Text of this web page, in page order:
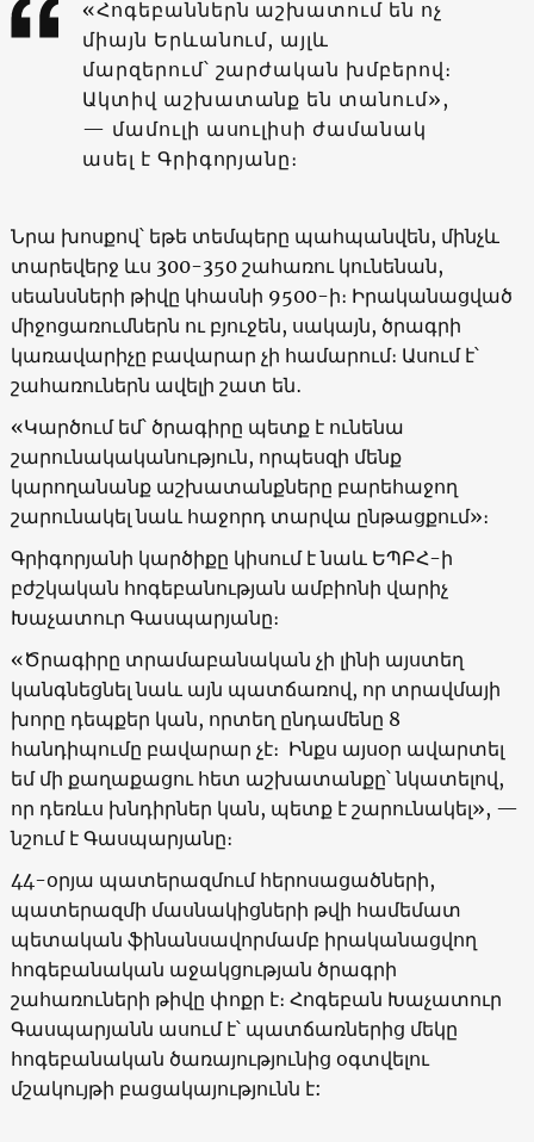
«Հոգեբաններն աշխատում են ոչ
միայն Երևանում, այլև
մարզերում՝ շարժական խմբերով։
Ակտիվ աշխատանք են տանում»,
— մամուլի ասուլիսի ժամանակ
ասել է Գրիգորյանը։
Նրա խոսքով՝ եթե տեմպերը պահպանվեն, մինչև
տարեվերջ ևս 300-350 շահառու կունենան,
սեանսների թիվը կհասնի 9500-ի։ Իրականացված
միջոցառումներն ու բյուջեն, սակայն, ծրագրի
կառավարիչը բավարար չի համարում։ Ասում է՝
շահառուներն ավելի շատ են․
«Կարծում եմ՝ ծրագիրը պետք է ունենա
շարունակականություն, որպեսզի մենք
կարողանանք աշխատանքները բարեհաջող
շարունակել նաև հաջորդ տարվա ընթացքում»։
Գրիգորյանի կարծիքը կիսում է նաև ԵՊԲՀ-ի
բժշկական հոգեբանության ամբիոնի վարիչ
Խաչատուր Գասպարյանը։
«Ծրագիրը տրամաբանական չի լինի այստեղ
կանգնեցնել նաև այն պատճառով, որ տրավմայի
խորը դեպքեր կան, որտեղ ընդամենը 8
հանդիպումը բավարար չէ։ Ինքս այսօր ավարտել
եմ մի քաղաքացու հետ աշխատանքը՝ նկատելով,
որ դեռևս խնդիրներ կան, պետք է շարունակել», —
նշում է Գասպարյանը։
44-օրյա պատերազմում հերոսացածների,
պատերազմի մասնակիցների թվի համեմատ
պետական ֆինանսավորմամբ իրականացվող
հոգեբանական աջակցության ծրագրի
շահառուների թիվը փոքր է։ Հոգեբան Խաչատուր
Գասպարյանն ասում է՝ պատճառներից մեկը
հոգեբանական ծառայությունից օգտվելու
մշակույթի բացակայությունն է: